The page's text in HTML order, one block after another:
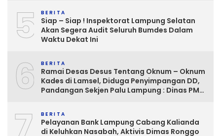
5 BERITA
Siap – Siap ! Inspektorat Lampung Selatan
Akan Segera Audit Seluruh Bumdes Dalam
Waktu Dekat Ini
6 BERITA
Ramai Desas Desus Tentang Oknum – Oknum
Kades di Lamsel, Diduga Penyimpangan DD,
Pandangan Sekjen Palu Lampung : Dinas PMD
BERITA
Pelayanan Bank Lampung Cabang Kalianda
di Keluhkan Nasabah, Aktivis Dimas Ronggo